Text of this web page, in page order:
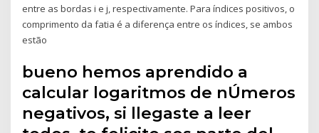
entre as bordas i e j, respectivamente. Para índices positivos, o
comprimento da fatia é a diferença entre os índices, se ambos
estão
bueno hemos aprendido a
calcular logaritmos de nÚmeros
negativos, si llegaste a leer